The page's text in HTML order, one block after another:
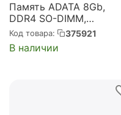
Память ADATA 8Gb,
DDR4 SO-DIMM,
3200MHz, Premier 1
модуль, 25600 Мб/с,
CL22, 1.2 В
Код товара: 375921
В наличии